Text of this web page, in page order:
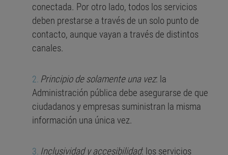
conectada. Por otro lado, todos los servicios
deben prestarse a través de un solo punto de
contacto, aunque vayan a través de distintos
canales.
Principio de solamente una vez: la
Administración pública debe asegurarse de que
ciudadanos y empresas suministran la misma
información una única vez.
Inclusividad y accesibilidad: los servicios